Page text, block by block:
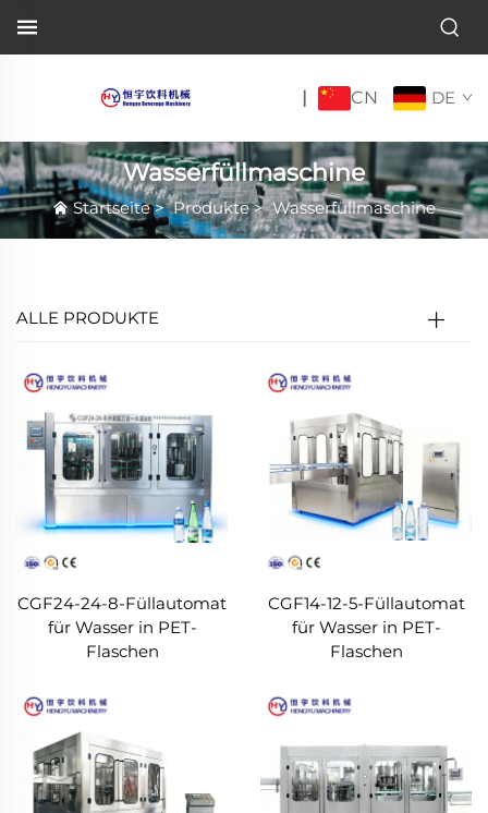
| CN DE
Wasserfüllmaschine
Startseite>Produkte>Wasserfüllmaschine
ALLE PRODUKTE
CGF24-24-8-Füllautomat
für Wasser in PET-
Flaschen
CGF14-12-5-Füllautomat
für Wasser in PET-
Flaschen